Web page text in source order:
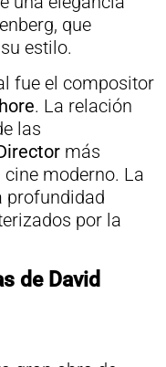
que
estilo.
fue el compositor
. La relación
las
más
moderno. La
profundidad
por la
de David